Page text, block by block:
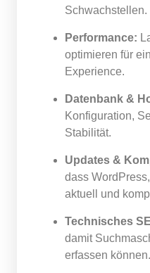
Schwachstellen.
Performance:
optimieren für
Experience.
Datenbank &
Konfiguration,
Stabilität.
Updates &
dass
aktuell und
Technisches
damit
erfassen können.